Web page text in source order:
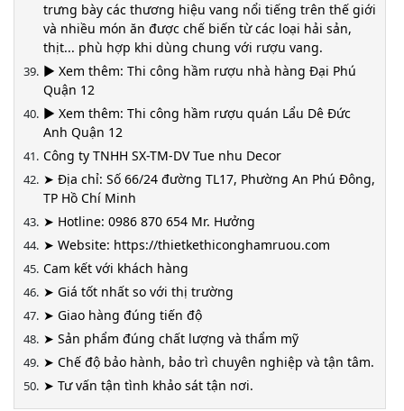
trưng bày các thương hiệu vang nổi tiếng trên thế giới
và nhiều món ăn được chế biến từ các loại hải sản,
thịt... phù hợp khi dùng chung với rượu vang.
► Xem thêm: Thi công hầm rượu nhà hàng Đại Phú
Quận 12
► Xem thêm: Thi công hầm rượu quán Lẩu Dê Đức
Anh Quận 12
Công ty TNHH SX-TM-DV Tue nhu Decor
➤ Địa chỉ: Số 66/24 đường TL17, Phường An Phú Đông,
TP Hồ Chí Minh
➤ Hotline: 0986 870 654 Mr. Hưởng
➤ Website: https://thietkethiconghamruou.com
Cam kết với khách hàng
➤ Giá tốt nhất so với thị trường
➤ Giao hàng đúng tiến độ
➤ Sản phẩm đúng chất lượng và thẩm mỹ
➤ Chế độ bảo hành, bảo trì chuyên nghiệp và tận tâm.
➤ Tư vấn tận tình khảo sát tận nơi.